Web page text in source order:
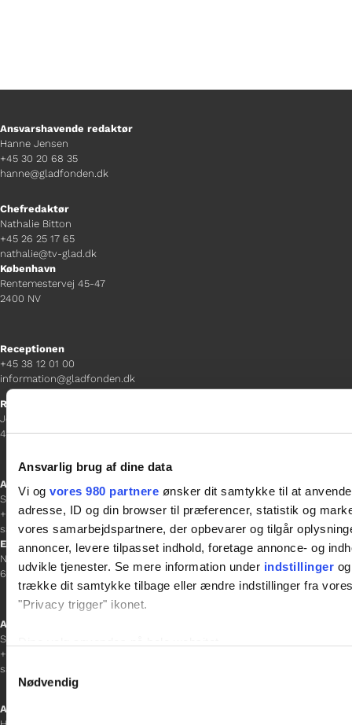
Ansvarlig brug af dine data
Vi og vores 980 partnere ønsker dit samtykke til at
adresse, ID og din browser til præferencer, statistik og
vores samarbejdspartnere, der opbevarer og tilgår
annoncer, levere tilpasset indhold, foretage annonce- og
udvikle tjenester. Se mere information under indstillinger
trække dit samtykke tilbage eller ændre indstillinger fra
"Privacy trigger" ikonet.
Vi bruger cookies til at tilpasse vores indhold og annoncer,
Nødvendig
Ansvarshavende redaktør
Hanne Jensen
+45 30 20 68 35
hanne@gladfonden.dk
Chefredaktør
Nathalie Bitton
+45 26 25 17 65
nathalie@tv-glad.dk
København
Rentemestervej 45-47
2400 NV
Receptionen
+45 38 12 01 00
information@gladfonden.dk
Ringsted
Jernbanevej 8
4100 Ringsted
Afdelingschef
Sacha Lohmann Weiss
+45 40 27 91 11
sacha.lw@gladfonden.dk
Esbjerg
Norgesgade 1, 2. sal
6700 Esbjerg
Afdelingschef
Sanne Hansen
+45 23 69 19 35
sanne.h@gladfonden.dk
Aabenraa